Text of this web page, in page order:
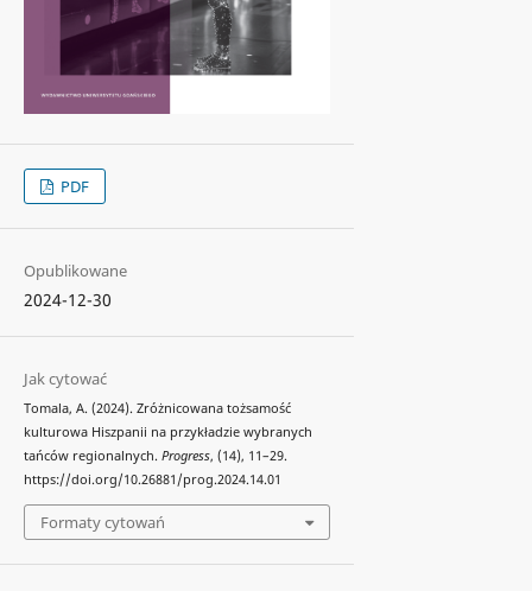
PDF
Opublikowane
2024-12-30
Jak cytować
Tomala, A. (2024). Zróżnicowana tożsamość
kulturowa Hiszpanii na przykładzie wybranych
tańców regionalnych. Progress, (14), 11–29.
https://doi.org/10.26881/prog.2024.14.01
Formaty cytowań